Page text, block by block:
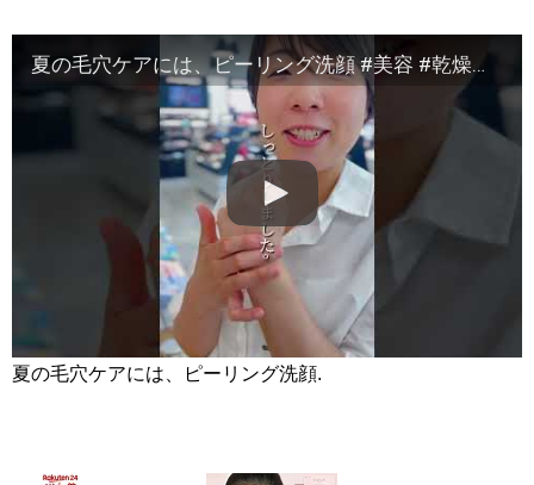
夏の毛穴ケアには、ピーリング洗顔 #美容 #乾燥ケア #スキンケア
夏の毛穴ケアには、ピーリング洗顔.